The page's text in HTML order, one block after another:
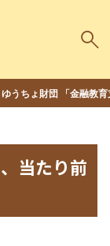
ゆうちょ財団 「金融教
当たり前